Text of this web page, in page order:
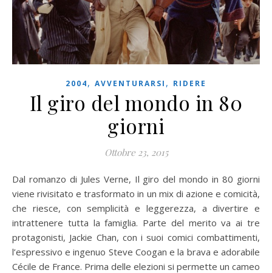
2004, AVVENTURARSI , RIDERE
Il giro del mondo in 80
giorni
Ottobre 23, 2015
Dal romanzo di Jules Verne, Il giro del mondo in 80 giorni
viene rivisitato e trasformato in un mix di azione e comicità,
che riesce, con semplicità e leggerezza, a divertire e
intrattenere tutta la famiglia. Parte del merito va ai tre
protagonisti, Jackie Chan, con i suoi comici combattimenti,
l’espressivo e ingenuo Steve Coogan e la brava e adorabile
Cécile de France. Prima delle elezioni si permette un cameo